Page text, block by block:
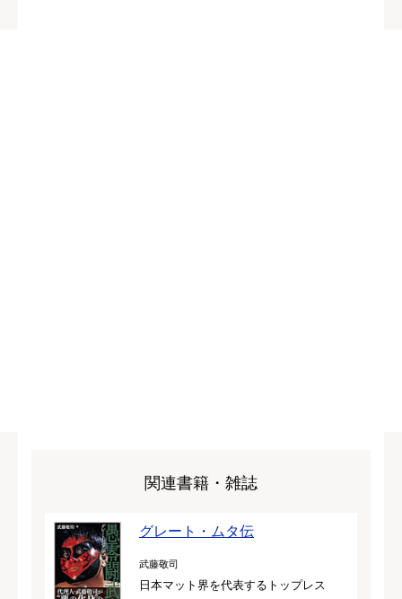
関連書籍・雑誌
グレート・ムタ伝
武藤敬司
日本マット界を代表するトップレス